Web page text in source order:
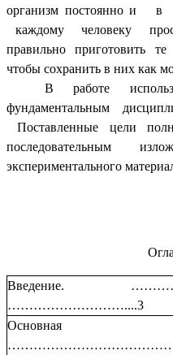
организм постоянно и в
каждому человеку
правильно приготовить
чтобы сохранить в них как
В работе
фундаментальным
Поставленные цели
последовательным
экспериментального
Введение.
………………………....3